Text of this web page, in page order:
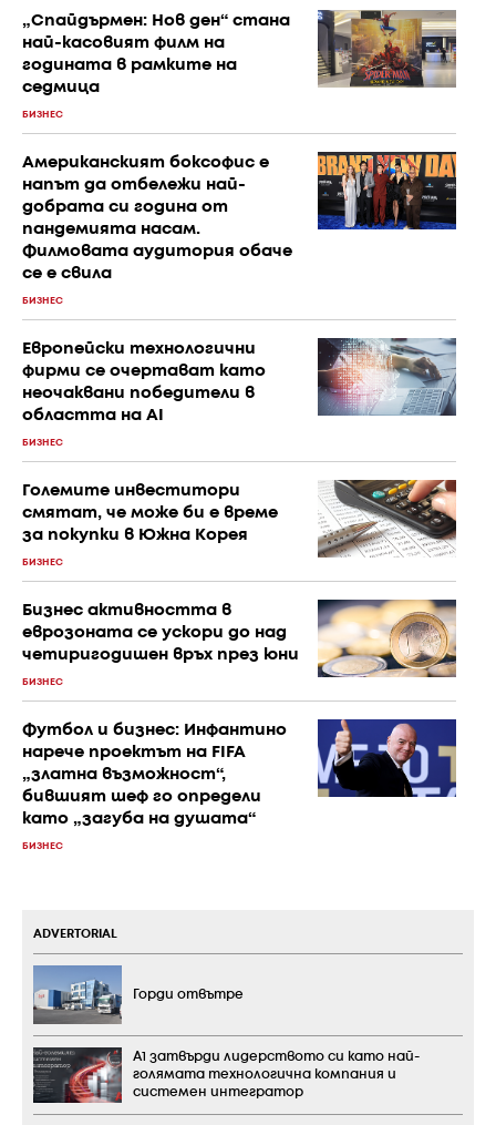
„Спайдърмен: Нов ден“ стана
най-касовият филм на
годината в рамките на
седмица
БИЗНЕС
Американският боксофис е
напът да отбележи най-
добрата си година от
пандемията насам.
Филмовата аудитория обаче
се е свила
БИЗНЕС
Европейски технологични
фирми се очертават като
неочаквани победители в
областта на AI
БИЗНЕС
Големите инвеститори
смятат, че може би е време
за покупки в Южна Корея
БИЗНЕС
Бизнес активността в
еврозоната се ускори до над
четиригодишен връх през юни
БИЗНЕС
Футбол и бизнес: Инфантино
нарече проектът на FIFA
„златна възможност“,
бившият шеф го определи
като „загуба на душата“
БИЗНЕС
ADVERTORIAL
Горди отвътре
А1 затвърди лидерството си като най-
голямата технологична компания и
системен интегратор